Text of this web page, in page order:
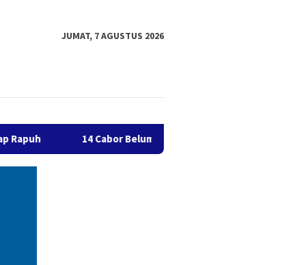
JUMAT, 7 AGUSTUS 2026
14 Cabor Belum Serahkan THB, Pelaksanaan Porprov